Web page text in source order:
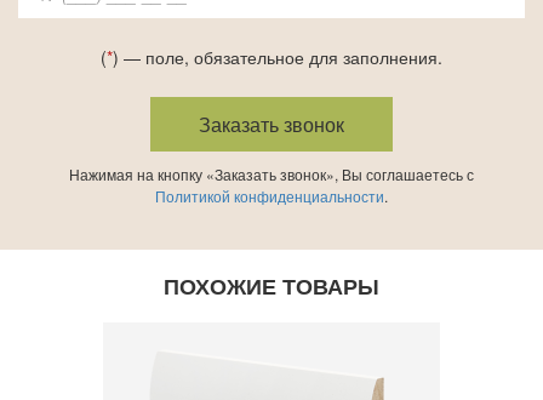
(*) — поле, обязательное для заполнения.
Нажимая на кнопку «Заказать звонок», Вы соглашаетесь с
Политикой конфиденциальности.
ПОХОЖИЕ ТОВАРЫ